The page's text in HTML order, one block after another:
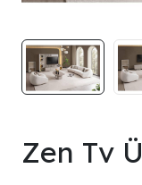
Zen Tv